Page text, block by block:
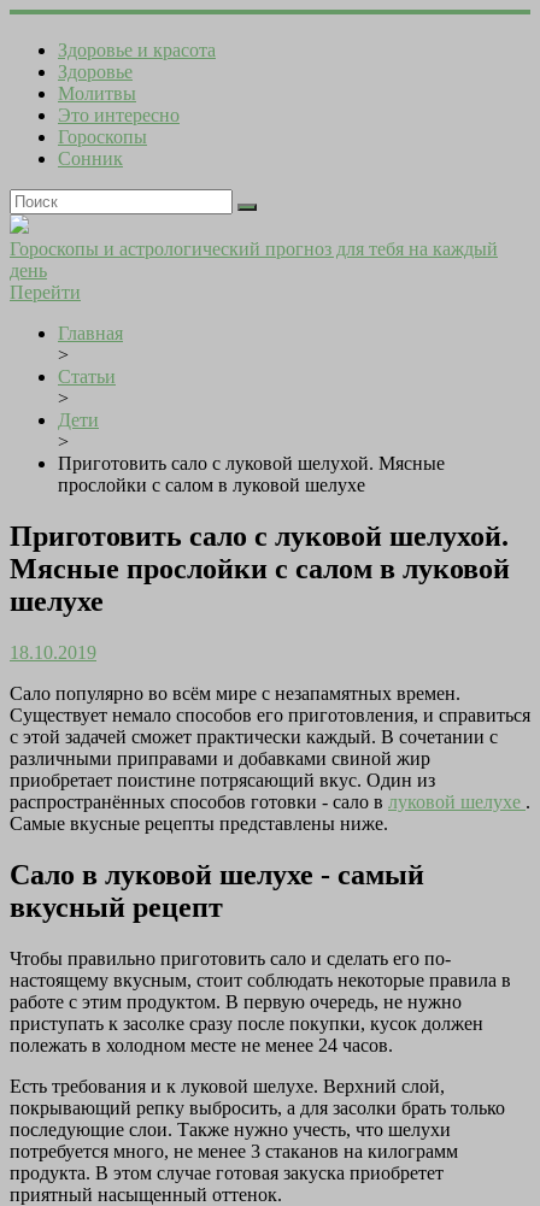
Здоровье и красота
Здоровье
Молитвы
Это интересно
Гороскопы
Сонник
Гороскопы и астрологический прогноз для тебя на каждый
день
Перейти
Главная
>
Статьи
>
Дети
>
Приготовить сало с луковой шелухой. Мясные
прослойки с салом в луковой шелухе
Приготовить сало с луковой шелухой.
Мясные прослойки с салом в луковой
шелухе
18.10.2019
Сало популярно во всём мире с незапамятных времен.
Существует немало способов его приготовления, и справиться
с этой задачей сможет практически каждый. В сочетании с
различными приправами и добавками свиной жир
приобретает поистине потрясающий вкус. Один из
распространённых способов готовки - сало в луковой шелухе .
Самые вкусные рецепты представлены ниже.
Сало в луковой шелухе - самый
вкусный рецепт
Чтобы правильно приготовить сало и сделать его по-
настоящему вкусным, стоит соблюдать некоторые правила в
работе с этим продуктом. В первую очередь, не нужно
приступать к засолке сразу после покупки, кусок должен
полежать в холодном месте не менее 24 часов.
Есть требования и к луковой шелухе. Верхний слой,
покрывающий репку выбросить, а для засолки брать только
последующие слои. Также нужно учесть, что шелухи
потребуется много, не менее 3 стаканов на килограмм
продукта. В этом случае готовая закуска приобретет
приятный насыщенный оттенок.